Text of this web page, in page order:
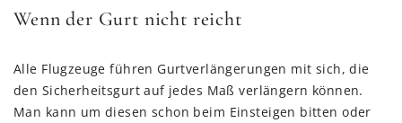
Wenn der Gurt nicht reicht
Alle Flugzeuge führen Gurtverlängerungen mit sich, die
den Sicherheitsgurt auf jedes Maß verlängern können.
Man kann um diesen schon beim Einsteigen bitten oder